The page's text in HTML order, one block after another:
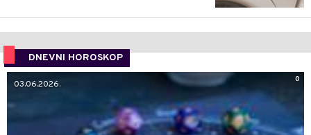
DNEVNI HOROSKOP
0
03.06.2026.